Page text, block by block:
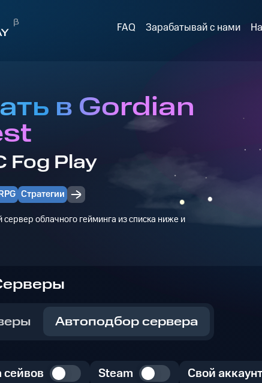
FAQ Зарабатывай с нами
в Gordian
Fog Play
Стратегии
облачного гейминга из списка ниже и
Автоподбор сервера
Steam Свой